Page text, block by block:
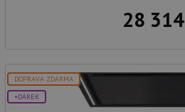
28 314
DOPRAVA ZDARMA
+DÁREK